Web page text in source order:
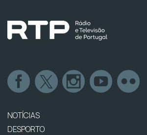
NOTÍCIAS
DESPORTO